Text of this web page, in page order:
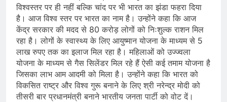
विश्वस्तर पर ही नहीं बल्कि चांद पर भी भारत का झंडा फहरा दिया
है। आज विश्व स्तर पर भारत का नाम है। उन्होंने कहा कि आज
केंद्र सरकार की मदद से 80 करोड़ लोगों को निःशुल्क राशन मिल
रहा है। लोगों के स्वास्थ्य के लिए आयुष्मान योजना के माध्यम से 5
लाख रुपए तक का इलाज मिल रहा है। महिलाओं को उज्ज्वला
योजना के माध्यम से गैस सिलेंडर मिल रहे हैं ऐसी कई तमाम योजना है
जिसका लाभ आम आदमी को मिला है। उन्होंने कहा कि भारत को
विकसित राष्ट्र और विश्व गुरू बनाने के लिए श्री नरेन्द्र मोदी को
तीसरी बार प्रधानमंत्री बनाने भारतीय जनता पार्टी को वोट दें।